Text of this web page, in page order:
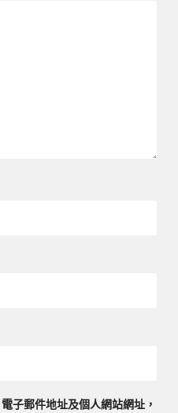
子郵件地址及個人網站網址，